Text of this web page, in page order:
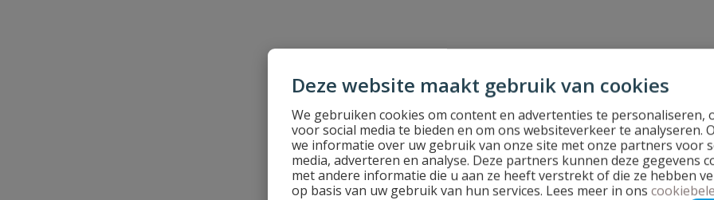
Deze website maakt gebruik van cookies
We gebruiken cookies om content en advertenties te personaliseren,
voor social media te bieden en om ons websiteverkeer te analyseren.
we informatie over uw gebruik van onze site met onze partners voor
media, adverteren en analyse. Deze partners kunnen deze gegevens
met andere informatie die u aan ze heeft verstrekt of die ze hebben
op basis van uw gebruik van hun services. Lees meer in ons